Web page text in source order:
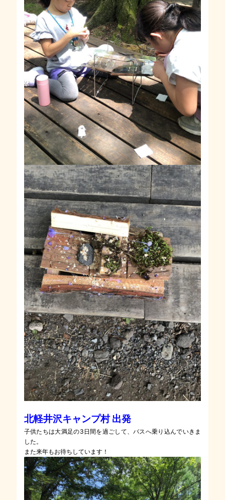
北軽井沢キャンプ村 出発
子供たちは大満足の3日間を過ごして、バスへ乗り込んでいきま
した。
また来年もお待ちしています！